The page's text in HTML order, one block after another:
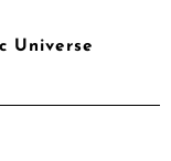
Universe